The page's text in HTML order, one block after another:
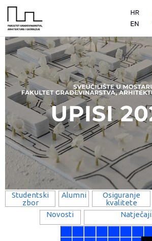
Studentski
zbor
Alumni
Osiguranje
kvalitete
Novosti
Natječaji